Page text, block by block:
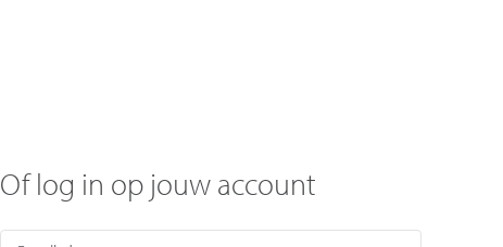
Of log in op jouw account